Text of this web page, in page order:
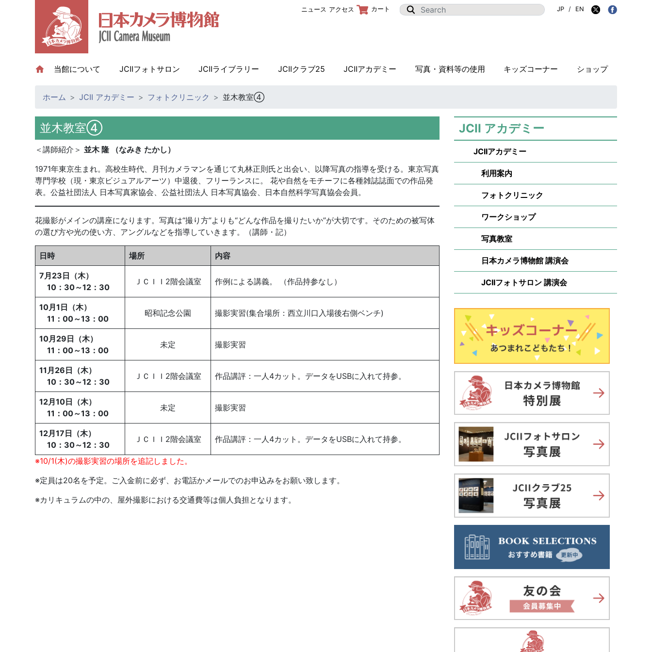
当館について (current)JCIIフォトサロン JCIIライブラリー JCIIクラブ25 JCIIアカデミー 写真・資料等の使用 キッズコーナー ショップ
ニュース アクセス カート JP / EN
ホーム JCII アカデミー フォトクリニック 並木教室④
並木教室④
＜講師紹介＞ 並木 隆 （なみき たかし）
1971年東京生まれ。高校生時代、月刊カメラマンを通じて丸林正則氏と出会い、以降写真の指導を受ける。東京写真
専門学校（現・東京ビジュアルアーツ）中退後、フリーランスに。 花や自然をモチーフに各種雑誌誌面での作品発
表。公益社団法人 日本写真家協会、公益社団法人 日本写真協会、日本自然科学写真協会会員。
花撮影がメインの講座になります。写真は“撮り方”よりも“どんな作品を撮りたいか”が大切です。そのための被写体
の選び方や光の使い方、アングルなどを指導していきます。（講師・記）
日時 場所 内容
7月23日（木）
10：30～12：30
ＪＣＩＩ2階会議室 作例による講義。 （作品持参なし）
10月1日（木）
11：00～13：00
昭和記念公園 撮影実習(集合場所：西立川口入場後右側ベンチ)
10月29日（木）
11：00～13：00
未定 撮影実習
11月26日（木）
10：30～12：30
ＪＣＩＩ2階会議室 作品講評：一人4カット。データをUSBに入れて持参。
12月10日（木）
11：00～13：00
未定 撮影実習
12月17日（木）
10：30～12：30
ＪＣＩＩ2階会議室 作品講評：一人4カット。データをUSBに入れて持参。
※10/1(木)の撮影実習の場所を追記しました。
※定員は20名を予定。ご入金前に必ず、お電話かメールでのお申込みをお願い致します。
※カリキュラムの中の、屋外撮影における交通費等は個人負担となります。
JCII アカデミー
JCIIアカデミー
利用案内
フォトクリニック
ワークショップ
写真教室
日本カメラ博物館 講演会
JCIIフォトサロン 講演会